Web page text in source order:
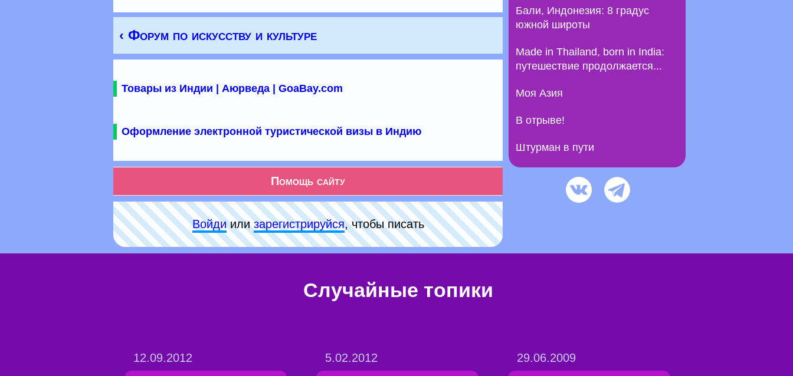
‹ Форум по искусству и культуре
Товары из Индии | Аюрведа | GoaBay.com
Оформление электронной туристической визы в Индию
Помощь сайту
Войдиилизарeгиcтpируйся, чтобы писать
Бали, Индонезия: 8 градус
южной широты
Made in Thailand, born in India:
путешествие продолжается...
Моя Азия
В отрыве!
Штурман в пути
Случайные топики
12.09.2012 5.02.2012 29.06.2009